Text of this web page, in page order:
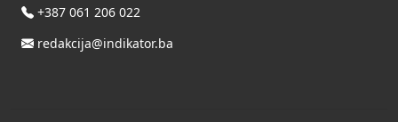
+387 061 206 022
redakcija@indikator.ba